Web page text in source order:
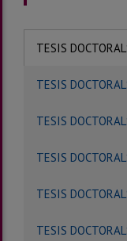
TESIS
TESIS
TESIS
TESIS
TESIS
TESIS